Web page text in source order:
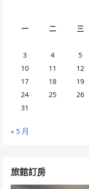
一
二 三
3
4 5
10
11 12
17
18 19
24
25 26
31
« 5 月
旅館訂房